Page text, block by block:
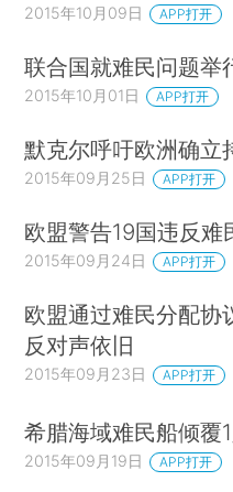
2015年10月09日 APP打开
联合国就难民问题举
2015年10月01日 APP打开
默克尔呼吁欧洲确立
2015年09月25日 APP打开
欧盟警告19国违反难
2015年09月24日 APP打开
欧盟通过难民分配协
反对声依旧
2015年09月23日 APP打开
希腊海域难民船倾覆
2015年09月19日 APP打开